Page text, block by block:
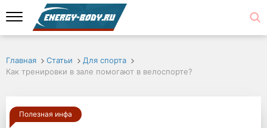
Главная Статьи
Для спорта
Как тренировки в зале помогают в велоспорте?
Полезная инфа